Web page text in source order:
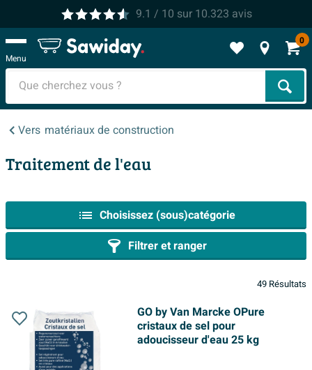
9.1 / 10 sur 10.323 avis
Menu
0
Vers matériaux de construction
Traitement de l'eau
Choisissez (sous)catégorie
Filtrer et ranger
49 Résultats
GO by Van Marcke OPure
cristaux de sel pour
adoucisseur d'eau 25 kg